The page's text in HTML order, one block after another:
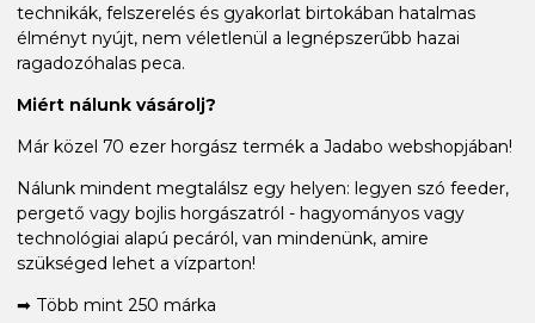
technikák, felszerelés és gyakorlat birtokában hatalmas
élményt nyújt, nem véletlenül a legnépszerűbb hazai
ragadozóhalas peca.
Miért nálunk vásárolj?
Már közel 70 ezer horgász termék a Jadabo webshopjában!
Nálunk mindent megtalálsz egy helyen: legyen szó feeder,
pergető vagy bojlis horgászatról - hagyományos vagy
technológiai alapú pecáról, van mindenünk, amire
szükséged lehet a vízparton!
➡ Több mint 250 márka